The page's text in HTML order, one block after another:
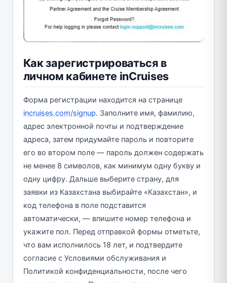
Как зарегистрироваться в
личном кабинете inCruises
Форма регистрации находится на странице
incruises.com/signup. Заполните имя, фамилию,
адрес электронной почты и подтверждение
адреса, затем придумайте пароль и повторите
его во втором поле — пароль должен содержать
не менее 8 символов, как минимум одну букву и
одну цифру. Дальше выберите страну, для
заявки из Казахстана выбирайте «Казахстан», и
код телефона в поле подставится
автоматически, — впишите номер телефона и
укажите пол. Перед отправкой формы отметьте,
что вам исполнилось 18 лет, и подтвердите
согласие с Условиями обслуживания и
Политикой конфиденциальности, после чего